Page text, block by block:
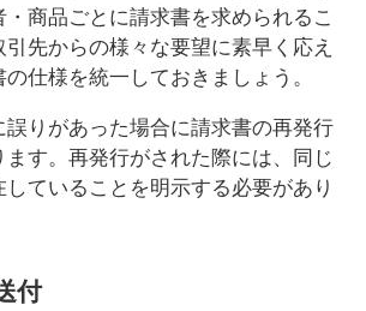
商品ごとに請求書を求められるこ
引先からの様々な要望に素早く応え
仕様を統一しておきましょう。
誤りがあった場合に請求書の再発行
ます。再発行がされた際には、同じ
ていることを明示する必要があり
付